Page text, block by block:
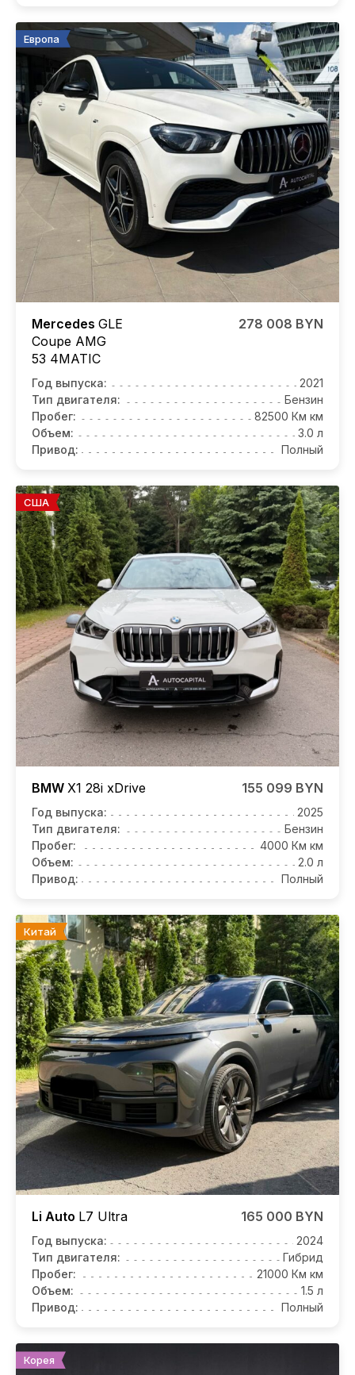
Европа
Mercedes GLE
Coupe AMG
53 4MATIC
278 008 BYN
Год выпуска:
2021
Тип двигателя:
Бензин
Пробег:
82500 Км км
Объем:
3.0 л
Привод:
Полный
США
BMW X1 28i xDrive 155 099 BYN
Год выпуска:
2025
Тип двигателя:
Бензин
Пробег:
4000 Км км
Объем:
2.0 л
Привод:
Полный
Китай
Li Auto L7 Ultra 165 000 BYN
Год выпуска:
2024
Тип двигателя:
Гибрид
Пробег:
21000 Км км
Объем:
1.5 л
Привод:
Полный
Корея